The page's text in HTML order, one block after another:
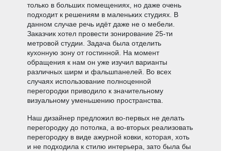
только в больших помещениях, но даже очень
подходит к решениям в маленьких студиях. В
данном случае речь идёт даже не о мебели.
Заказчик хотел провести зонирование 25-ти
метровой студии. Задача была отделить
кухонную зону от гостинной. На момент
обращения к нам он уже изучил варианты
различных ширм и фальшпанелей. Во всех
случаях использование полноценной
перегородки приводило к значительному
визуальному уменьшению пространства.
Наш дизайнер предложил во-первых не делать
перегородку до потолка, а во-вторых реализовать
перегородку в виде ажурной ковки, которая, хоть
и не подходила к стилю интерьера, зато была бы